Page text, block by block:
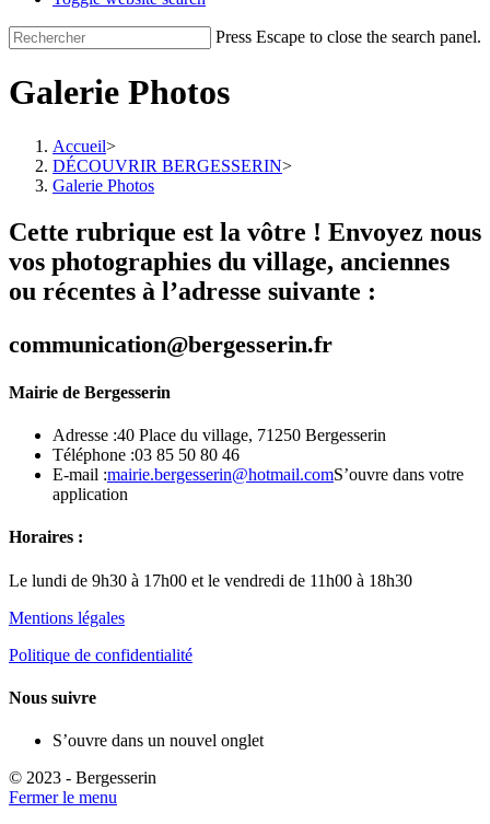
Press Escape to close the search panel.
Galerie Photos
Accueil>
DÉCOUVRIR BERGESSERIN>
Galerie Photos
Cette rubrique est la vôtre ! Envoyez nous
vos photographies du village, anciennes
ou récentes à l’adresse suivante :
communication@bergesserin.fr
Mairie de Bergesserin
Adresse :40 Place du village, 71250 Bergesserin
Téléphone :03 85 50 80 46
E-mail :mairie.bergesserin@hotmail.comS’ouvre dans votre
application
Horaires :
Le lundi de 9h30 à 17h00 et le vendredi de 11h00 à 18h30
Mentions légales
Politique de confidentialité
Nous suivre
S’ouvre dans un nouvel onglet
© 2023 - Bergesserin
Fermer le menu